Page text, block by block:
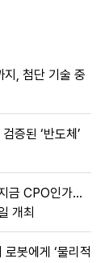
, 첨단 기술 중
증된 ‘반도체’
금 CPO인가…
개최
봇에게 ‘물리적